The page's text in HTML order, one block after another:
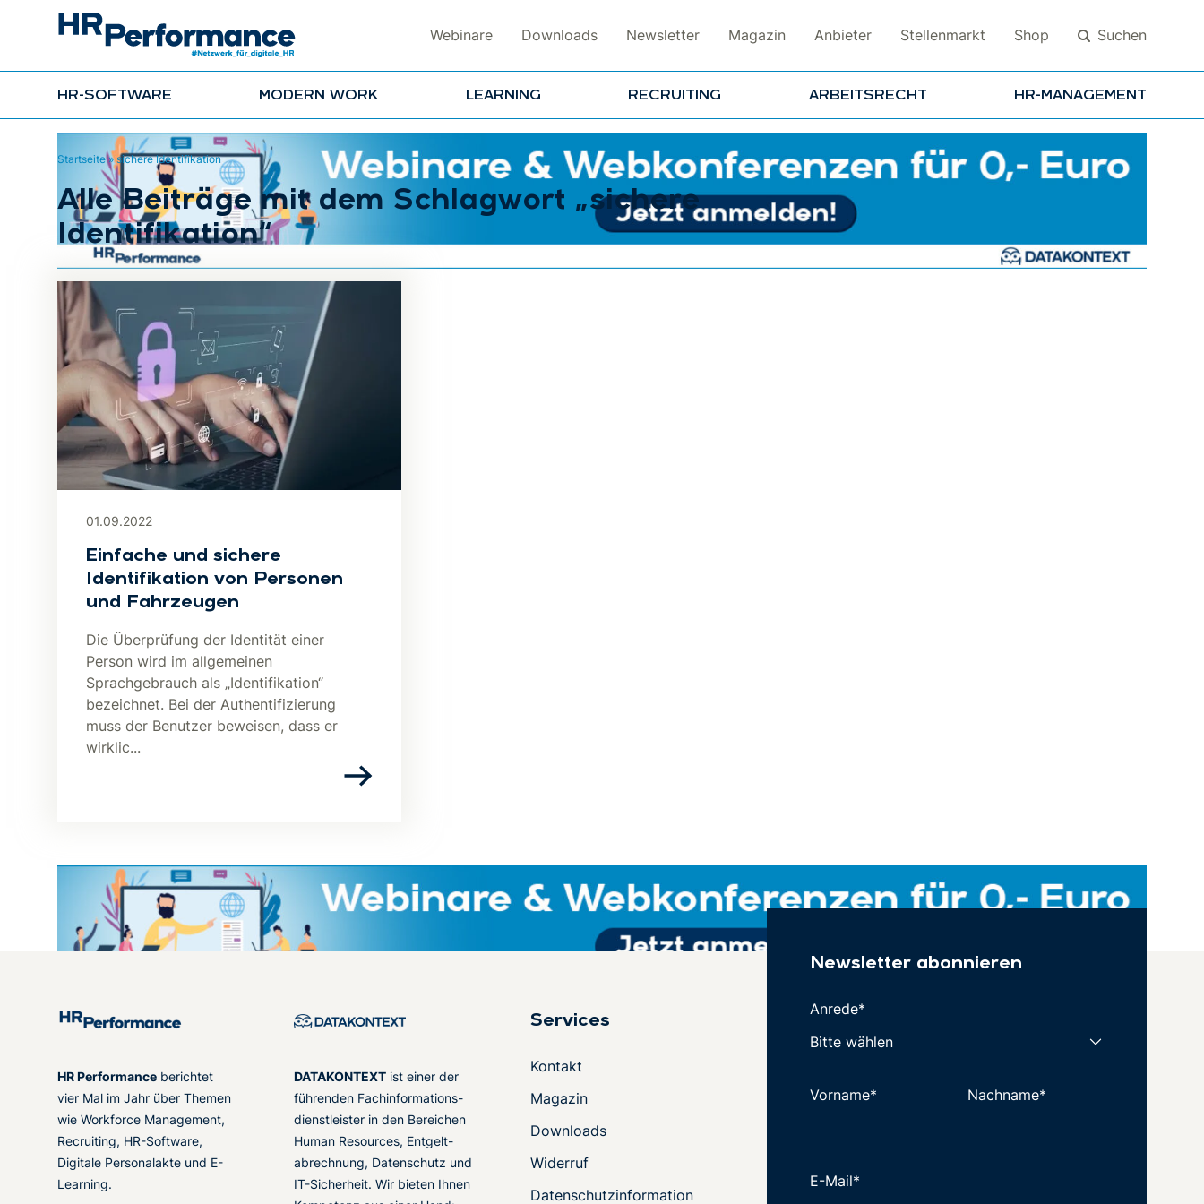
Webinare Downloads Newsletter Magazin Anbieter Stellenmarkt Shop Suchen
HR-SOFTWARE MODERN WORK LEARNING RECRUITING ARBEITSRECHT HR-MANAGEMENT
Suchen
Startseite»sichere Identifikation
Alle Beiträge mit dem Schlagwort „sichere
Identifikation“
01.09.2022
Einfache und sichere
Identifikation von Personen
und Fahrzeugen
Die Überprüfung der Identität einer
Person wird im allgemeinen
Sprachgebrauch als „Identifikation“
bezeichnet. Bei der Authentifizierung
muss der Benutzer beweisen, dass er
wirklic...
HR Performance berichtet
vier Mal im Jahr über Themen
wie Workforce Management,
Recruiting, HR-Software,
Digitale Personalakte und E-
Learning.
DATAKONTEXT ist einer der
führenden Fachinformations-
dienstleister in den Bereichen
Human Resources, Entgelt-
abrechnung, Datenschutz und
IT-Sicherheit. Wir bieten Ihnen
Services
Kontakt
Magazin
Downloads
Widerruf
Datenschutzinformation
Newsletter abonnieren
Anrede*
Vorname* Nachname*
E-Mail*